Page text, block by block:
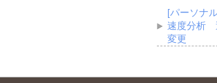
[パーソナ
速度分析
変更